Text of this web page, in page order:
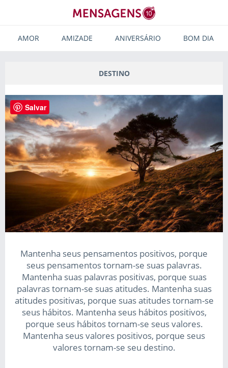
AMOR AMIZADE ANIVERSÁRIO BOM DIA
DESTINO
Mantenha seus pensamentos positivos, porque
seus pensamentos tornam-se suas palavras.
Mantenha suas palavras positivas, porque suas
palavras tornam-se suas atitudes. Mantenha suas
atitudes positivas, porque suas atitudes tornam-se
seus hábitos. Mantenha seus hábitos positivos,
porque seus hábitos tornam-se seus valores.
Mantenha seus valores positivos, porque seus
valores tornam-se seu destino.
Salvar